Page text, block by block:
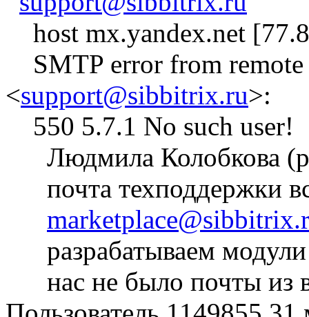
host mx.yandex.net
SMTP error from remote
<support@sibbitrix.ru>:
550 5.7.1 No such user!
Людмила Колобкова
почта техподдержки
разрабатываем
нас не было почты из